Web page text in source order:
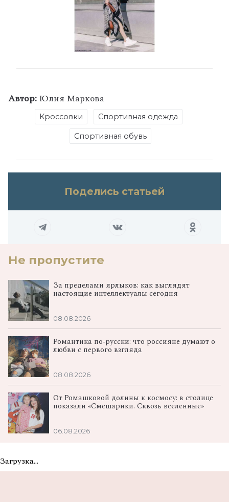
Автор:Юлия Маркова
Кроссовки Спортивная одежда
Спортивная обувь
Поделись статьей
Не пропустите
За пределами ярлыков: как выглядят
настоящие интеллектуалы сегодня
08.08.2026
Романтика по‑русски: что россияне думают о
любви с первого взгляда
08.08.2026
От Ромашковой долины к космосу: в столице
показали «Смешарики. Сквозь вселенные»
06.08.2026
Загрузка...